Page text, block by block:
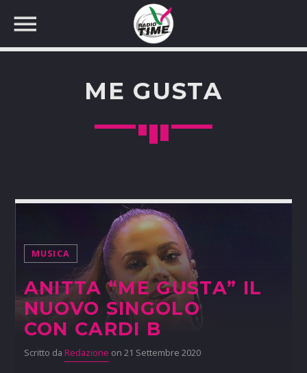
ME GUSTA
MUSICA
ANITTA “ME GUSTA” IL
NUOVO SINGOLO
CON CARDI B
Scritto da Redazione on 21 Settembre 2020